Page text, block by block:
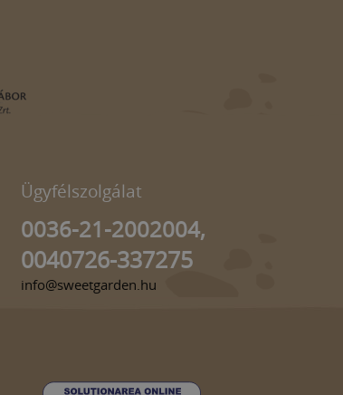
Ügyfélszolgálat
0036-21-2002004,
0040726-337275
info@sweetgarden.hu